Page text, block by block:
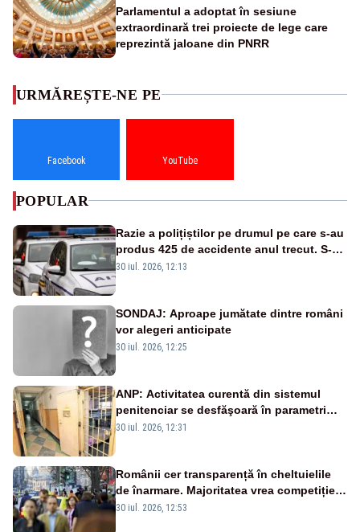
Parlamentul a adoptat în sesiune
extraordinară trei proiecte de lege care
reprezintă jaloane din PNRR
URMĂREȘTE-NE PE
Facebook YouTube
POPULAR
Razie a polițiștilor pe drumul pe care s-au
produs 425 de accidente anul trecut. S-au
dat aproape 200 de amenzi
30 iul. 2026, 12:13
SONDAJ: Aproape jumătate dintre români
vor alegeri anticipate
30 iul. 2026, 12:25
ANP: Activitatea curentă din sistemul
penitenciar se desfăşoară în parametri
normali
30 iul. 2026, 12:31
Românii cer transparență în cheltuielile
de înarmare. Majoritatea vrea competiție
reală și industrie locală – SONDAJ
30 iul. 2026, 12:53